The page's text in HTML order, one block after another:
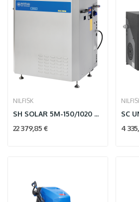
NILFISK
SH SOLAR 5M-150/1020 G 400/3/50 EU
22 379,85 € 4